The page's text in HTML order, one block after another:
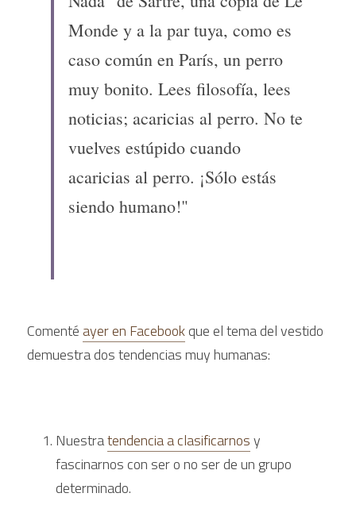
Monde y a la par tuya, como es
caso común en París, un perro
muy bonito. Lees filosofía, lees
noticias; acaricias al perro. No te
vuelves estúpido cuando
acaricias al perro. ¡Sólo estás
siendo humano!"
Comenté ayer en Facebook que el tema del vestido
demuestra dos tendencias muy humanas:
Nuestra tendencia a clasificarnos y
fascinarnos con ser o no ser de un grupo
determinado.